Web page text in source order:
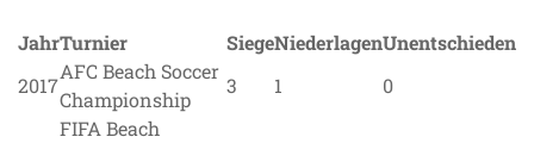
JahrTurnier SiegeNiederlagenUnentschieden
2017
AFC Beach Soccer
Championship
3 1 0
FIFA Beach